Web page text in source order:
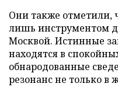
Они также отметили,
лишь инструментом
Москвой. Истинные
находятся в
обнародованные
резонанс не только в